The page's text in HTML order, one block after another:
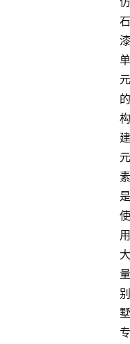
石
漆
单
元
的
构
建
元
素
是
使
用
大
量
别
墅
专